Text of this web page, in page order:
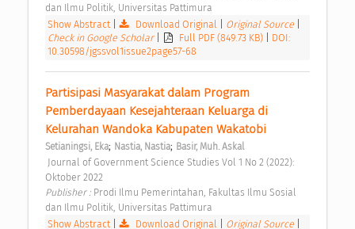
dan Ilmu Politik, Universitas Pattimura
Show Abstract
Download Original Original Source
Check in Google Scholar
Full PDF (849.73 KB)
DOI:
10.30598/jgssvol1issue2page57-68
Partisipasi Masyarakat dalam Program
Pemberdayaan Kesejahteraan Keluarga di
Kelurahan Wandoka Kabupaten Wakatobi
Setianingsi, Eka; Nastia, Nastia; Basir, Muh. Askal
Oktober 2022
Publisher : Prodi Ilmu Pemerintahan, Fakultas Ilmu Sosial
dan Ilmu Politik, Universitas Pattimura
Show Abstract
Download Original Original Source